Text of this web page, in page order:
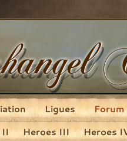
II Heroes III Heroes
Ligues Forum